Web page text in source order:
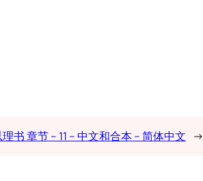
书 章节 – 11 – 中文和合本 – 简体中文 →